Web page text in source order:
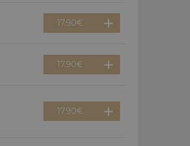
17.90€
17.90€
17.90€